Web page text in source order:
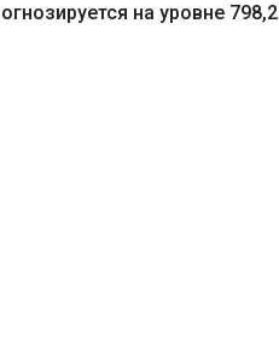
на уровне 798,2